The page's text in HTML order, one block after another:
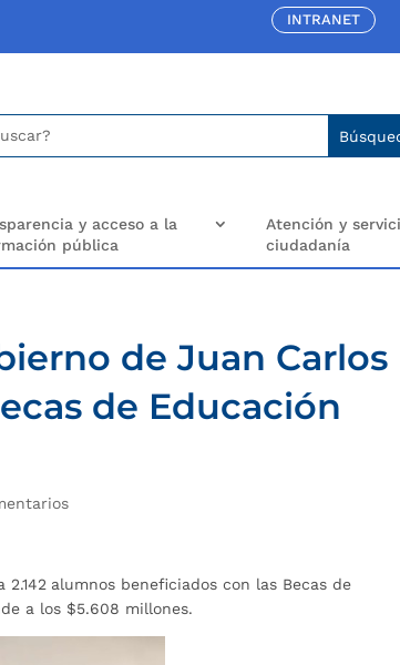
INTRANET
y acceso a la
pública
Atención y
ciudadanía
de Juan Carlos
de Educación
alumnos beneficiados con las Becas de
a los $5.608 millones.